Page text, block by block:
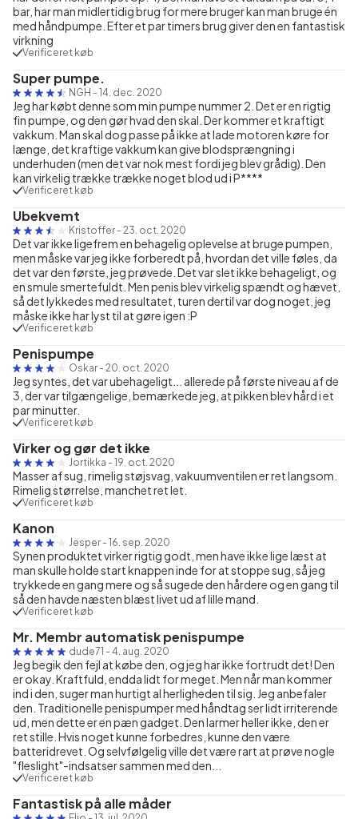
bar, har man midlertidig brug for mere bruger kan man bruge én
med håndpumpe. Efter et par timers brug giver den en fantastisk
virkning
Verificeret køb
Super pumpe.
NGH - 14. dec. 2020
Jeg har købt denne som min pumpe nummer 2. Det er en rigtig
fin pumpe, og den gør hvad den skal. Der kommer et kraftigt
vakkum. Man skal dog passe på ikke at lade motoren køre for
længe, det kraftige vakkum kan give blodsprængning i
underhuden (men det var nok mest fordi jeg blev grådig). Den
kan virkelig trække trække noget blod ud i P****
Verificeret køb
Ubekvemt
Kristoffer - 23. oct. 2020
Det var ikke ligefrem en behagelig oplevelse at bruge pumpen,
men måske var jeg ikke forberedt på, hvordan det ville føles, da
det var den første, jeg prøvede. Det var slet ikke behageligt, og
en smule smertefuldt. Men penis blev virkelig spændt og hævet,
så det lykkedes med resultatet, turen dertil var dog noget, jeg
måske ikke har lyst til at gøre igen :P
Verificeret køb
Penispumpe
Oskar - 20. oct. 2020
Jeg syntes, det var ubehageligt... allerede på første niveau af de
3, der var tilgængelige, bemærkede jeg, at pikken blev hård i et
par minutter.
Verificeret køb
Virker og gør det ikke
Jortikka - 19. oct. 2020
Masser af sug, rimelig støjsvag, vakuumventilen er ret langsom.
Rimelig størrelse, manchet ret let.
Verificeret køb
Kanon
Jesper - 16. sep. 2020
Synen produktet virker rigtig godt, men have ikke lige læst at
man skulle holde start knappen inde for at stoppe sug, så jeg
trykkede en gang mere og så sugede den hårdere og en gang til
så den havde næsten blæst livet ud af lille mand.
Verificeret køb
Mr. Membr automatisk penispumpe
dude71 - 4. aug. 2020
Jeg begik den fejl at købe den, og jeg har ikke fortrudt det! Den
er okay. Kraftfuld, endda lidt for meget. Men når man kommer
ind i den, suger man hurtigt al herligheden til sig. Jeg anbefaler
den. Traditionelle penispumper med håndtag ser lidt irriterende
ud, men dette er en pæn gadget. Den larmer heller ikke, den er
ret stille. Hvis noget kunne forbedres, kunne den være
batteridrevet. Og selvfølgelig ville det være rart at prøve nogle
"fleslight"-indsatser sammen med den...
Verificeret køb
Fantastisk på alle måder